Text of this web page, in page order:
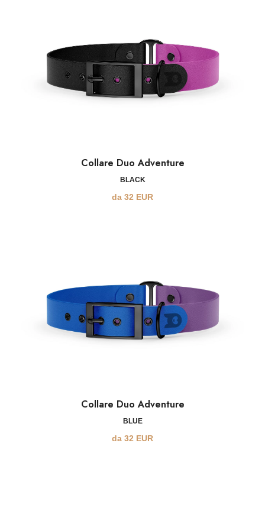
Collare Duo Adventure
BLACK
da 32 EUR
Collare Duo Adventure
BLUE
da 32 EUR